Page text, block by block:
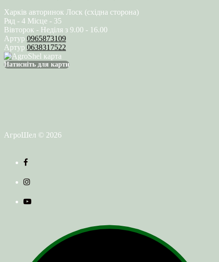
Харків авторинок Лоск (східна сторона)
Ряд - 4 Місце - 35
Вівторок - Неділя з 9.00 - 16.00
Артур 0965873109
Артур 0638317522
Натисніть для карти
АгроШел © 2026